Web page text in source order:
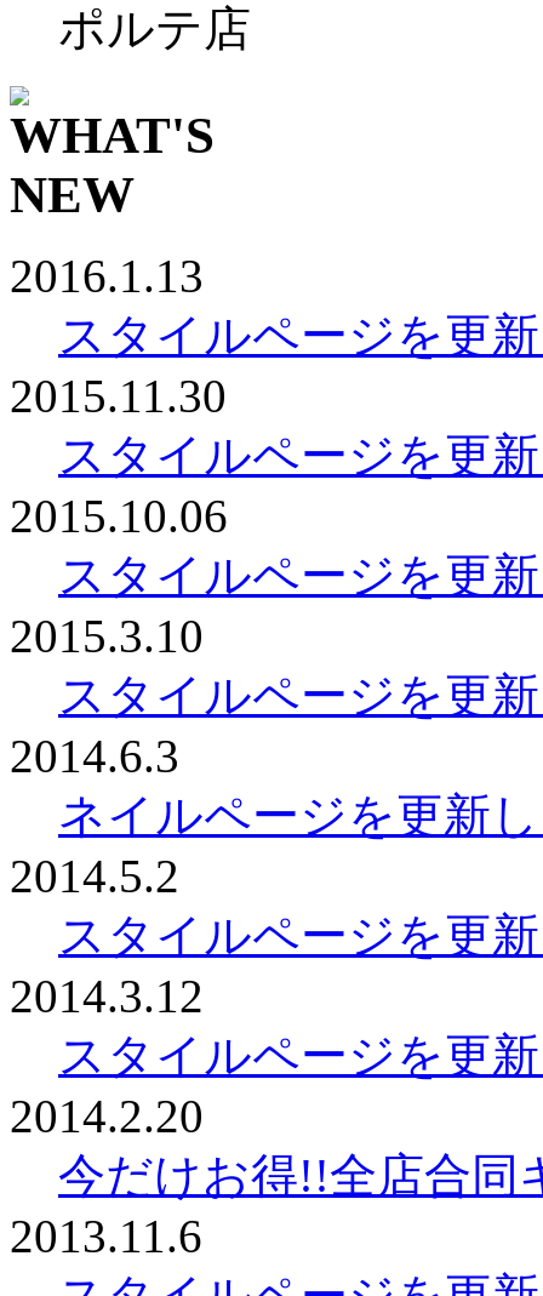
ポルテ店
2016.1.13
スタイルページを更
2015.11.30
スタイルページを更
2015.10.06
スタイルページを更
2015.3.10
スタイルページを更
2014.6.3
ネイルページを更新
2014.5.2
スタイルページを更
2014.3.12
スタイルページを更
2014.2.20
今だけお得!!全店合同
2013.11.6